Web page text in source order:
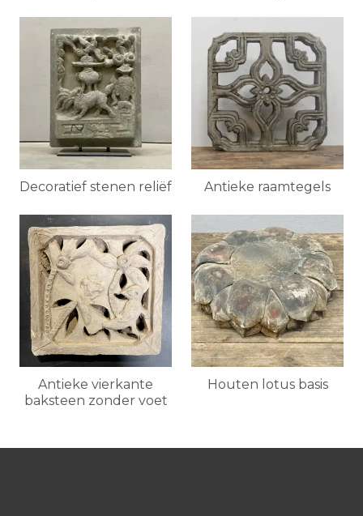
Decoratief stenen reliëf Antieke raamtegels
Antieke vierkante
baksteen zonder voet
Houten lotus basis